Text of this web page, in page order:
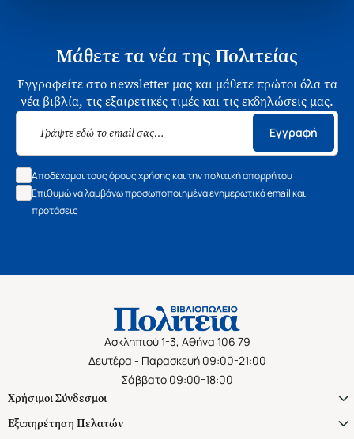
Μάθετε τα νέα της Πολιτείας
Εγγραφείτε στο newsletter μας και μάθετε πρώτοι όλα τα
νέα βιβλία, τις εξαιρετικές τιμές και τις εκδηλώσεις μας.
Εγγραφή
Αποδέχομαι τους όρους χρήσης και την πολιτική απορρήτου
Επιθυμώ να λαμβάνω προσωποποιημένα ενημερωτικά email και
προτάσεις
Ασκληπιού 1-3, Αθήνα 106 79
Δευτέρα - Παρασκευή 09:00-21:00
Σάββατο 09:00-18:00
Χρήσιμοι Σύνδεσμοι
Εξυπηρέτηση Πελατών